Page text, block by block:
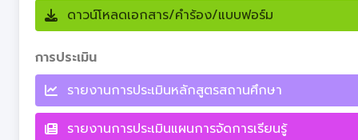
ดาวน์โหลดเอกสาร/คำร้อง/แบบฟอร์ม
การประเมิน
รายงานการประเมินหลักสูตรสถานศึกษา
รายงานการประเมินแผนการจัดการเรียนรู้